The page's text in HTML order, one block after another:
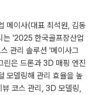
메이사(대표 최석원, 김동
는 '2025 한국골프장산업
관리 솔루션 '메이사그
린은 드론과 3D 매핑 엔진
모델링해 관리 효율을 높
코스 관리, 3D 모델링,